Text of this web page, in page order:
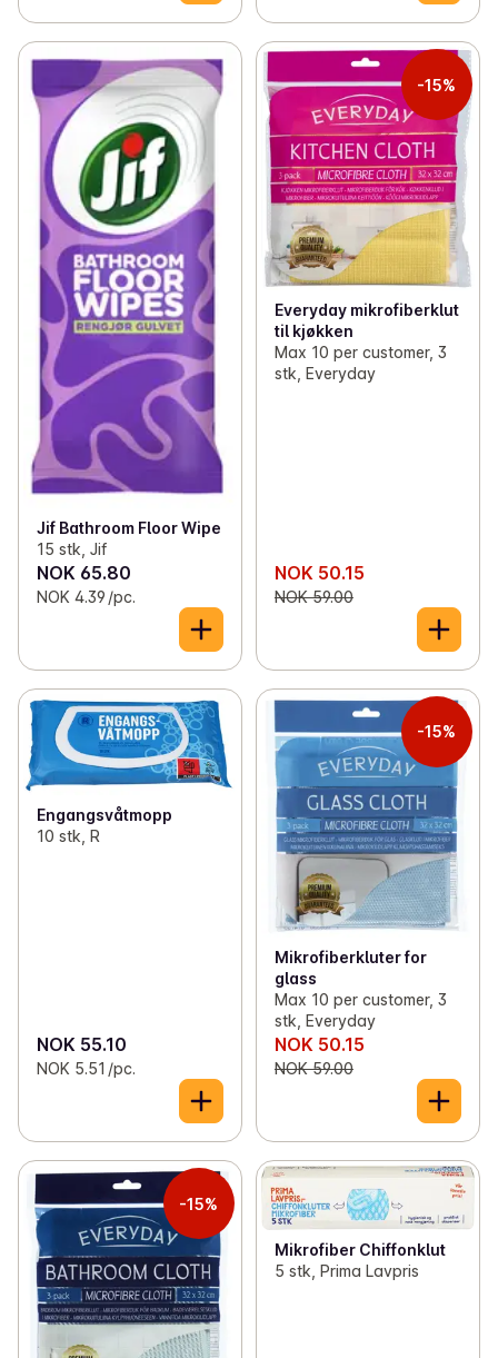
Jif Bathroom Floor Wipe
15 stk, Jif
NOK 65.80
NOK 4.39 /pc.
-15%
Everyday mikrofiberklut
til kjøkken
Max 10 per customer, 3
stk, Everyday
NOK 50.15
NOK 59.00
Engangsvåtmopp
10 stk, R
NOK 55.10
NOK 5.51 /pc.
-15%
Mikrofiberkluter for
glass
Max 10 per customer, 3
stk, Everyday
NOK 50.15
NOK 59.00
-15%
Mikrofiber Chiffonklut
5 stk, Prima Lavpris